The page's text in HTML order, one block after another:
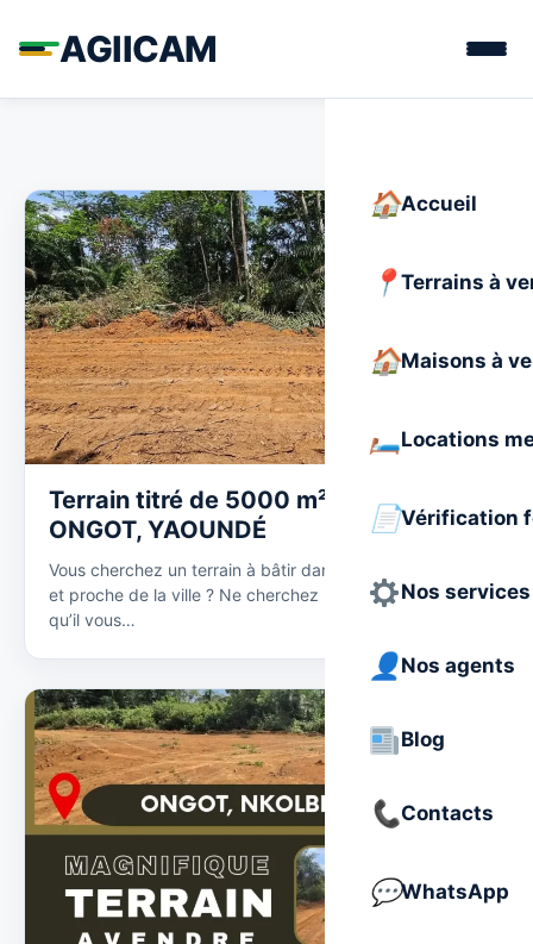
AGIICAM
Accueil
Terrains à
Maisons à
Locations
Vérification
Nos services
Nos agents
Blog
Contacts
WhatsApp
Terrain titré de 5000 m² à vendre à
ONGOT, YAOUNDÉ
Vous cherchez un terrain à bâtir dans un quartier calme
et proche de la ville ? Ne cherchez plus, nous avons ce
qu’il vous…